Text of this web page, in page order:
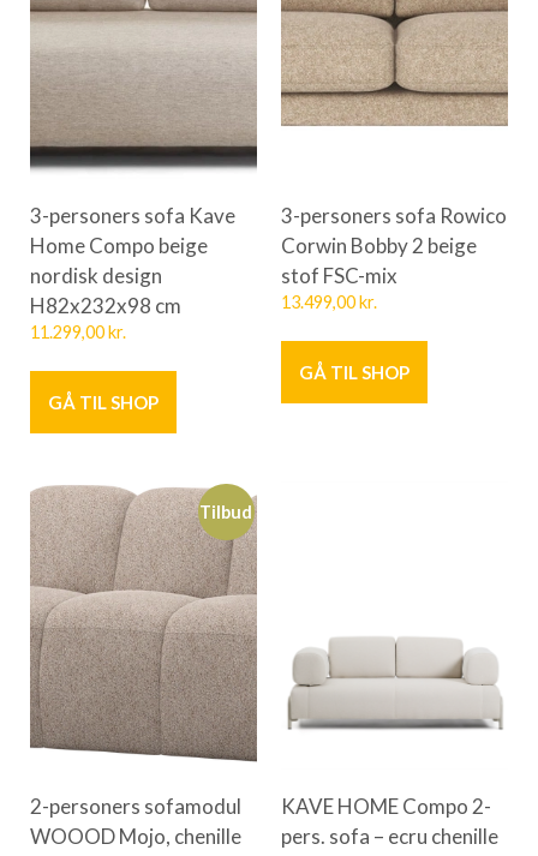
3-personers sofa Kave
Home Compo beige
nordisk design
H82x232x98 cm
11.299,00kr.
GÅ TIL SHOP
3-personers sofa Rowico
Corwin Bobby 2 beige
stof FSC-mix
13.499,00kr.
GÅ TIL SHOP
Tilbud
2-personers sofamodul
WOOOD Mojo, chenille
KAVE HOME Compo 2-
pers. sofa – ecru chenille